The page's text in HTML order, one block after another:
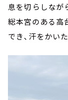
息を切らしなが
総本宮のある高
でき、汗をかい